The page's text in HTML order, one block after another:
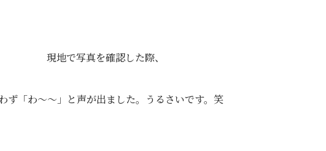
現地で写真を確認した際、
ず「わ～～」と声が出ました。うるさいです。笑